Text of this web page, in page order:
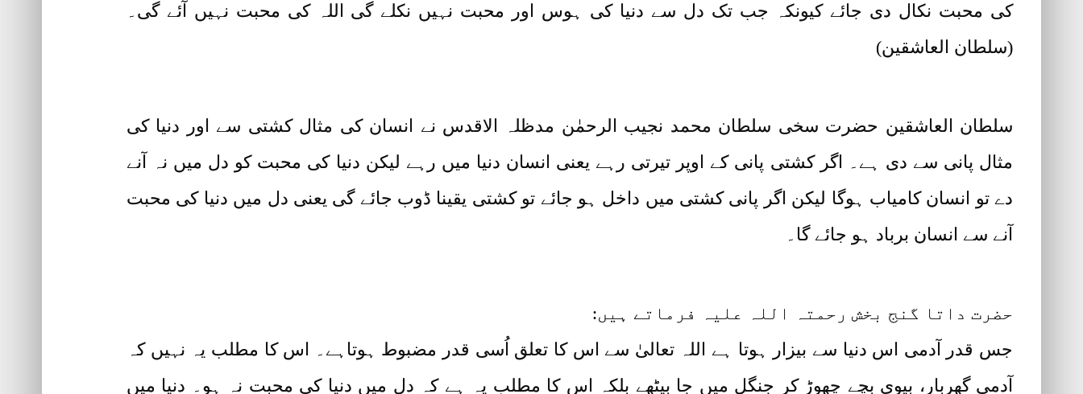
کی محبت نکال دی جائے کیونکہ جب تک دل سے دنیا کی ہوس اور محبت نہیں نکلے گی اللہ کی محبت نہیں آئے گی۔
(سلطان العاشقین)
سلطان العاشقین حضرت سخی سلطان محمد نجیب الرحمٰن مدظلہ الاقدس نے انسان کی مثال کشتی سے اور دنیا کی
مثال پانی سے دی ہے۔ اگر کشتی پانی کے اوپر تیرتی رہے یعنی انسان دنیا میں رہے لیکن دنیا کی محبت کو دل میں نہ آنے
دے تو انسان کامیاب ہوگا لیکن اگر پانی کشتی میں داخل ہو جائے تو کشتی یقینا ڈوب جائے گی یعنی دل میں دنیا کی محبت
آنے سے انسان برباد ہو جائے گا۔
حضرت داتا گنج بخش رحمتہ اللہ علیہ فرماتے ہیں:
جس قدر آدمی اس دنیا سے بیزار ہوتا ہے اللہ تعالیٰ سے اس کا تعلق اُسی قدر مضبوط ہوتاہے۔ اس کا مطلب یہ نہیں کہ
آدمی گھربار، بیوی بچے چھوڑ کر جنگل میں جا بیٹھے بلکہ اس کا مطلب یہ ہے کہ دل میں دنیا کی محبت نہ ہو۔ دنیا میں